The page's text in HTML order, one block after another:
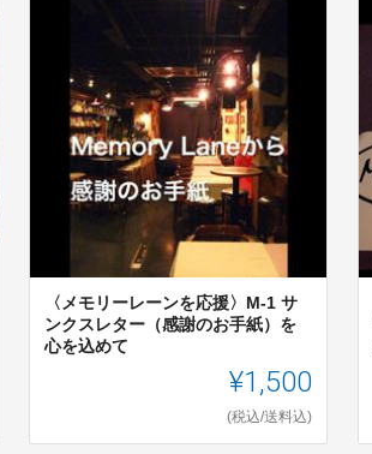
〈メモリーレーンを応援〉M-1 サ
ンクスレター（感謝のお手紙）を
心を込めて
¥1,500
(税込/送料込)